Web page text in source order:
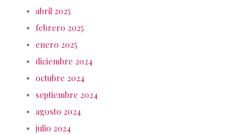
abril 2025
febrero 2025
enero 2025
diciembre 2024
octubre 2024
septiembre 2024
agosto 2024
julio 2024